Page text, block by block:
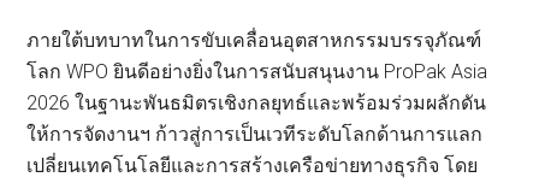
ภายใต้บทบาทในการขับเคลื่อนอุตสาหกรรมบรรจุภัณฑ์
โลก WPO ยินดีอย่างยิ่งในการสนับสนุนงาน ProPak Asia
2026 ในฐานะพันธมิตรเชิงกลยุทธ์และพร้อมร่วมผลักดัน
ให้การจัดงานฯ ก้าวสู่การเป็นเวทีระดับโลกด้านการแลก
เปลี่ยนเทคโนโลยีและการสร้างเครือข่ายทางธุรกิจ โดย